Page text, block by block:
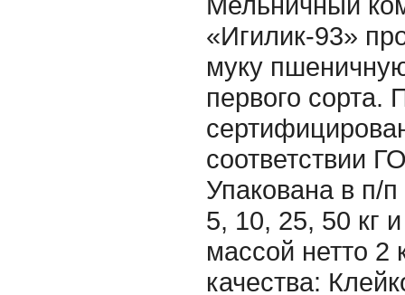
«Игилик-93»
муку
первого сорта.
соответствии
Упакована в п/
5, 10, 25, 50 кг
массой нетто 2
качества: